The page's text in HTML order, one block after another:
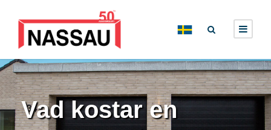
Vad kostar en